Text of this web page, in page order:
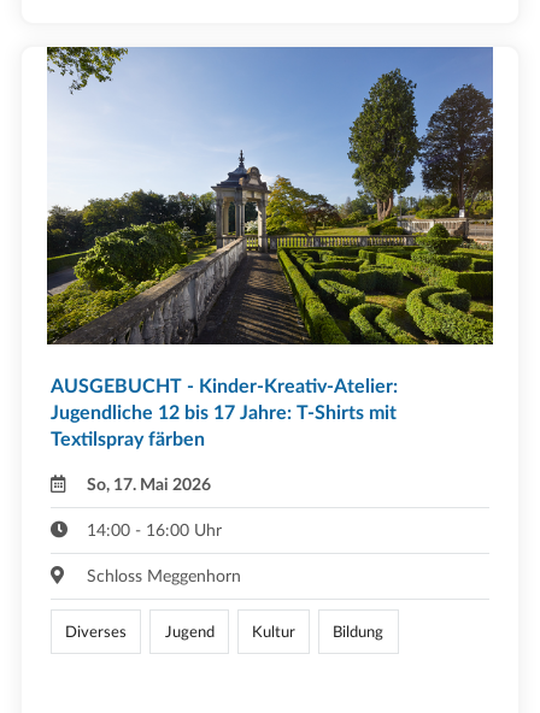
AUSGEBUCHT - Kinder-Kreativ-Atelier:
Jugendliche 12 bis 17 Jahre: T-Shirts mit
Textilspray färben
So, 17. Mai 2026
14:00 - 16:00 Uhr
Schloss Meggenhorn
Diverses Jugend Kultur Bildung